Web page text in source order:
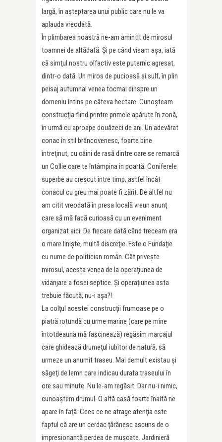
largă, în aşteptarea unui public care nu le va
aplauda vreodată.
În plimbarea noastră ne-am amintit de mirosul
toamnei de altădată. Şi pe când visam aşa, iată
că simţul nostru olfactiv este puternic agresat,
dintr-o dată. Un miros de pucioasă şi sulf, în plin
peisaj autumnal venea tocmai dinspre un
domeniu întins pe câteva hectare. Cunoşteam
construcţia fiind printre primele apărute în zonă,
în urmă cu aproape douăzeci de ani. Un adevărat
conac în stil brâncovenesc, foarte bine
întreţinut, cu câini de rasă dintre care se remarcă
un Collie care te întâmpina în poartă. Coniferele
superbe au crescut între timp, astfel încât
conacul cu greu mai poate fi zărit. De altfel nu
am citit vreodată în presa locală vreun anunţ
care să mă facă curioasă cu un eveniment
organizat aici. De fiecare dată când treceam era
o mare linişte, multă discreţie. Este o Fundaţie
cu nume de politician român. Cât priveşte
mirosul, acesta venea de la operaţiunea de
vidanjare a fosei septice. Şi operaţiunea asta
trebuie făcută, nu-i aşa?!
La colţul acestei construcţii frumoase pe o
piatră rotundă cu urme marine (care pe mine
întotdeauna mă fascinează) regăsim marcajul
care ghidează drumeţul iubitor de natură, să
urmeze un anumit traseu. Mai demult existau şi
săgeţi de lemn care indicau durata traseului în
ore sau minute. Nu le-am regăsit. Dar nu-i nimic,
cunoaştem drumul. O altă casă foarte înaltă ne
apare în faţă. Ceea ce ne atrage atenţia este
faptul că are un cerdac ţărănesc ascuns de o
impresionantă perdea de muşcate. Jardinieră